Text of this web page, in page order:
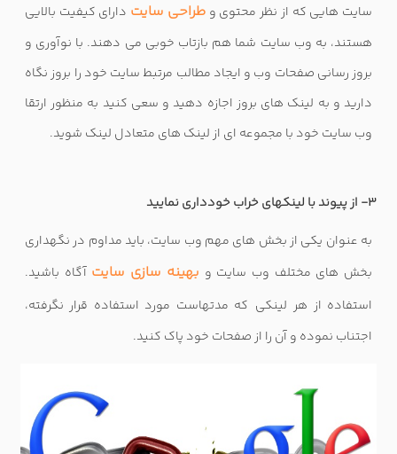
سایت هایی که از نظر محتوی وطراحی سایت دارای کیفیت بالایی
هستند، به وب سایت شما هم بازتاب خوبی می دهند. با نوآوری و
بروز رسانی صفحات وب و ایجاد مطالب مرتبط سایت خود را بروز نگاه
دارید و به لینک های بروز اجازه دهید و سعی کنید به منظور ارتقا
وب سایت خود با مجموعه ای از لینک های متعادل لینک شوید.
3- از پیوند با لینکهای خراب خودداری نمایید
به عنوان یکی از بخش های مهم وب سایت، باید مداوم در نگهداری
بخش های مختلف وب سایت و بهینه سازی سایت آگاه باشید.
استفاده از هر لینکی که مدتهاست مورد استفاده قرار نگرفته،
اجتناب نموده و آن را از صفحات خود پاک کنید.